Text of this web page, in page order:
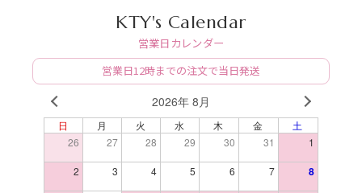
KTY's Calendar
営業日カレンダー
営業日12時までの注文で当日発送
2026年 8月 NEXT
日 月 火 水 木 金
土
26
27 28 29 30 31 1
2 3 4 5 6 7 8